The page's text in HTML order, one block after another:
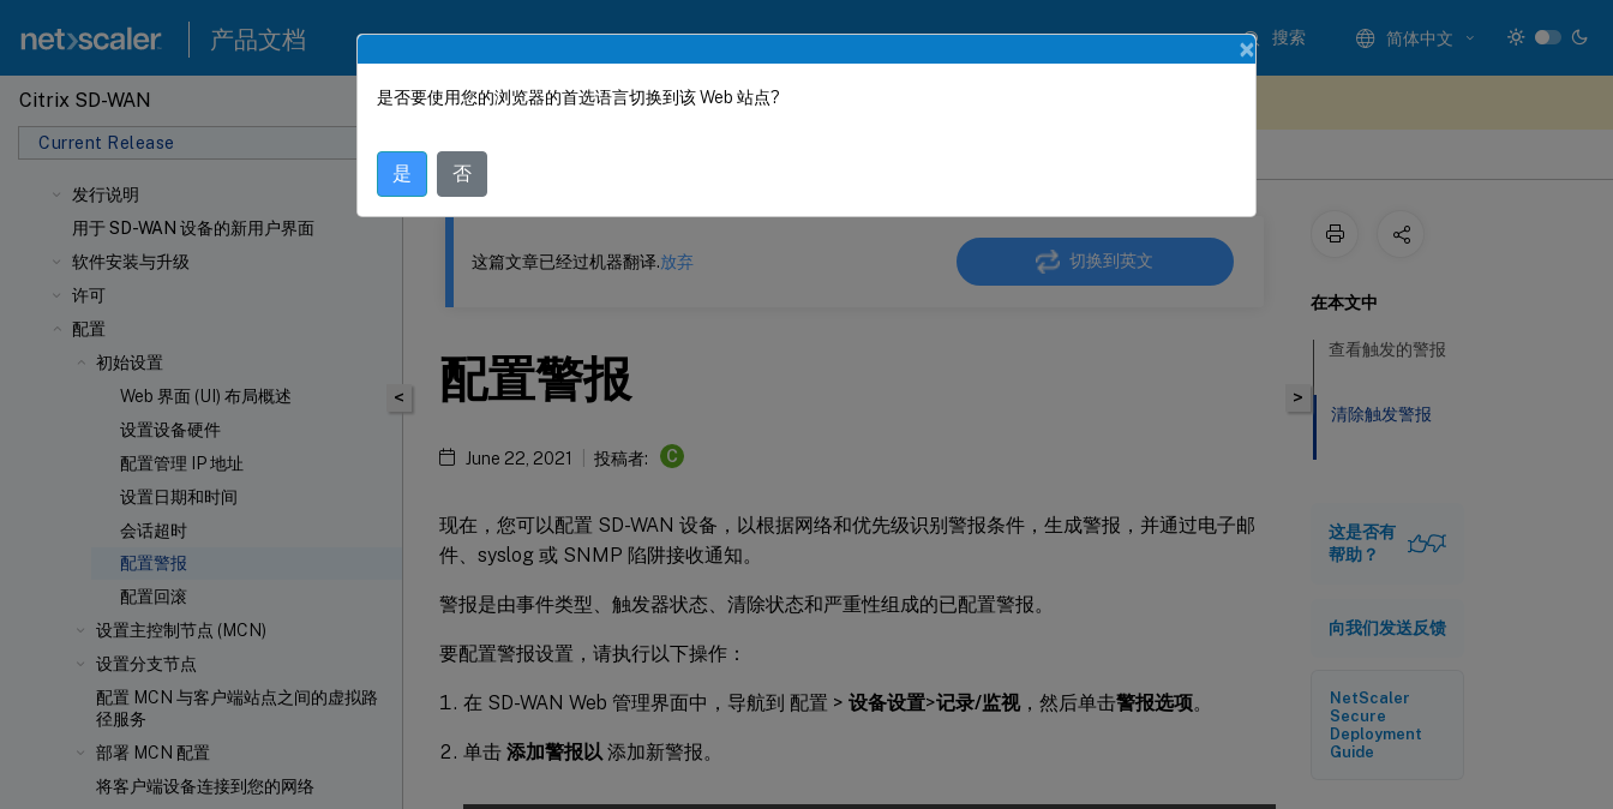
产品文档 搜索 简体中文
Citrix SD-WAN
Current Release
发行说明
用于 SD-WAN 设备的新用户界面
软件安装与升级
许可
配置
初始设置
Web 界面 (UI) 布局概述
设置设备硬件
配置管理 IP 地址
设置日期和时间
会话超时
配置警报
配置回滚
设置主控制节点 (MCN)
设置分支节点
配置 MCN 与客户端站点之间的虚拟路
径服务
部署 MCN 配置
将客户端设备连接到您的网络
此内容已经过机器动态翻译。
<
这篇文章已经过机器翻译.放弃 切换到英文
配置警报
June 22, 2021 投稿者: C
现在，您可以配置 SD-WAN 设备，以根据网络和优先级识别警报条件，生成警报，并通过电子邮
件、syslog 或 SNMP 陷阱接收通知。
警报是由事件类型、触发器状态、清除状态和严重性组成的已配置警报。
要配置警报设置，请执行以下操作：
在 SD-WAN Web 管理界面中，导航到 配置 > 设备设置>记录/监视，然后单击警报选项。
单击 添加警报以 添加新警报。
>
在本文中
查看触发的警报
清除触发警报
这是否有
帮助？
向我们发送反馈
NetScaler
Secure
Deployment
Guide
×
是否要使用您的浏览器的首选语言切换到该 Web 站点?
是 否